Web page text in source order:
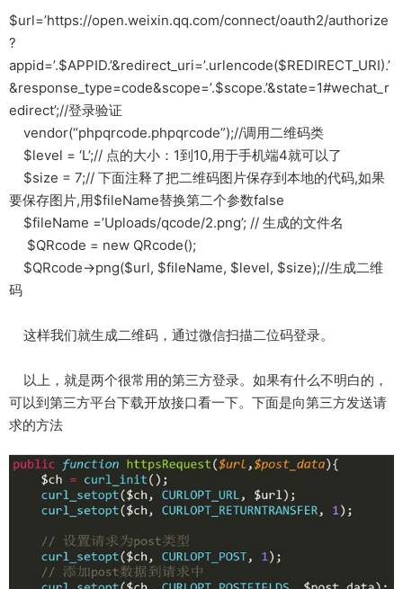
$url=’https://open.weixin.qq.com/connect/oauth2/authorize
?
appid=’.$APPID.’&redirect_uri=’.urlencode($REDIRECT_URI).’
&response_type=code&scope=’.$scope.’&state=1#wechat_r
edirect’;//登录验证
vendor(“phpqrcode.phpqrcode”);//调用二维码类
$level = ‘L’;// 点的大小：1到10,用于手机端4就可以了
$size = 7;// 下面注释了把二维码图片保存到本地的代码,如果
要保存图片,用$fileName替换第二个参数false
$fileName =’Uploads/qcode/2.png’; // 生成的文件名
$QRcode = new QRcode();
$QRcode->png($url, $fileName, $level, $size);//生成二维
码
这样我们就生成二维码，通过微信扫描二位码登录。
以上，就是两个很常用的第三方登录。如果有什么不明白的，
可以到第三方平台下载开放接口看一下。下面是向第三方发送请
求的方法